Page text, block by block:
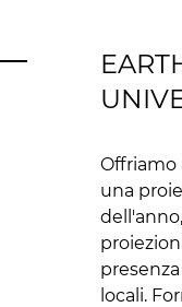
Offriamo
una
locali.